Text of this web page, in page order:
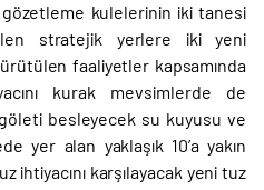
gözetleme kulelerinin iki tanesi
stratejik yerlere iki yeni
faaliyetler kapsamında
kurak mevsimlerde de
besleyecek su kuyusu ve
yer alan yaklaşık 10’a yakın
ihtiyacını karşılayacak yeni tuz